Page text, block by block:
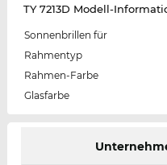
TY 7213D Modell-
Sonnenbrillen für
Rahmentyp
Rahmen-Farbe
Glasfarbe